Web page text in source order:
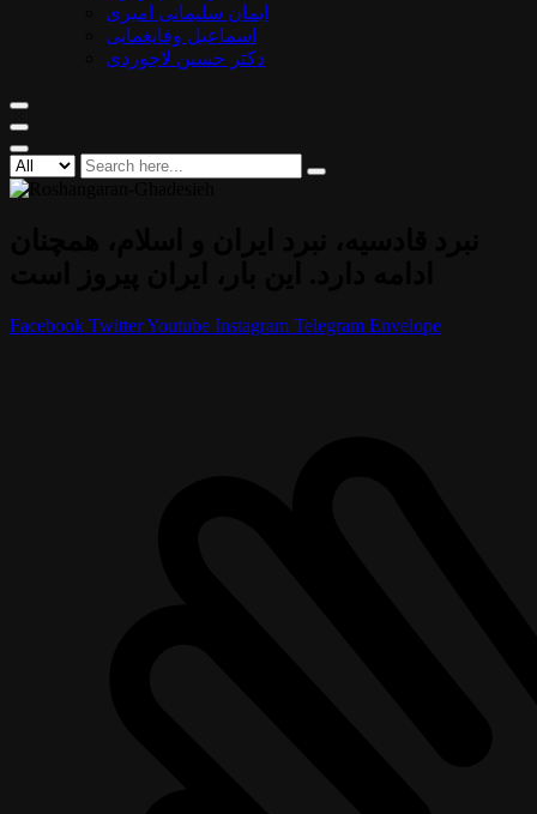
ایمان سلیمانی امیری
اسماعیل وفایغمایی
دکتر حسین لاجوردی
Facebook TwitterYoutube Instagram Telegram Envelope